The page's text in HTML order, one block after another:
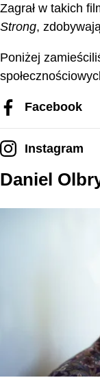
Zagrał w takich
Strong,
Poniżej
Facebook
Instagram
Daniel